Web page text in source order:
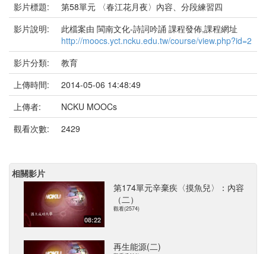
影片標題:
第58單元 〈春江花月夜〉內容、分段練習四
影片說明:
此檔案由 閩南文化-詩詞吟誦 課程發佈,課程網址
http://moocs.yct.ncku.edu.tw/course/view.php?id=2
影片分類:
教育
上傳時間:
2014-05-06 14:48:49
上傳者:
NCKU MOOCs
觀看次數:
2429
相關影片
08:22
第174單元辛棄疾〈摸魚兒〉：內容
（二）
觀看(2574)
再生能源(二)